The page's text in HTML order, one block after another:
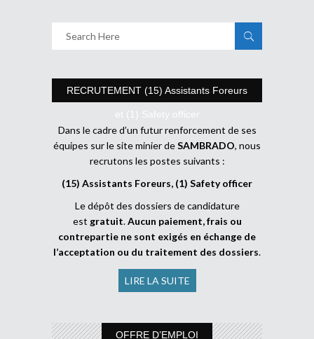
RECRUTEMENT (15) Assistants Foreurs
et (1) Safety officer
Dans le cadre d’un futur renforcement de ses
équipes sur le site minier deSAMBRADO, nous
recrutons les postes suivants :
(15) Assistants Foreurs, (1) Safety officer
Le dépôt des dossiers de candidature
est gratuit.Aucun paiement, frais ou
contrepartie ne sont exigés en échange de
l’acceptation ou du traitement des dossiers.
LIRE LA SUITE
OFFRE D’EMPLOI